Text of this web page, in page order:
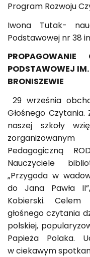
Program Rozwoju
Iwona Tutak-
Podstawowej nr 38
PODSTAWOWEJ
BRONISZEWIE
29 września
Głośnego
naszej szkoły
Pedagogiczną
Nauczyciele
„Przygoda w
do Jana Pawła
Kobierski. Celem
głośnego czytania
polskiej,
Papieża Polaka.
w ciekawym